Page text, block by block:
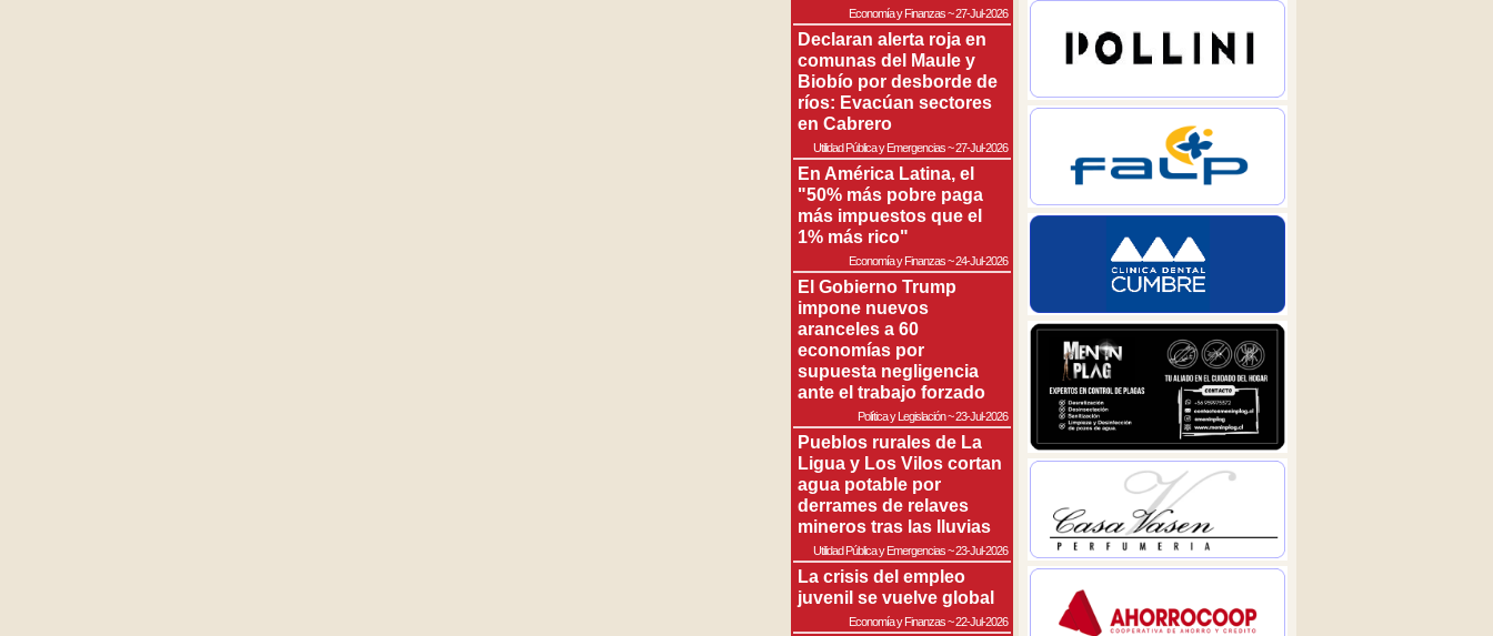
Economía y Finanzas~27-Jul-2026
Declaran alerta roja en
comunas del Maule y
Biobío por desborde de
ríos: Evacúan sectores
en Cabrero
Utilidad Pública y Emergencias~27-Jul-2026
En América Latina, el
"50% más pobre paga
más impuestos que el
1% más rico"
Economía y Finanzas~24-Jul-2026
El Gobierno Trump
impone nuevos
aranceles a 60
economías por
supuesta negligencia
ante el trabajo forzado
Política y Legislación~23-Jul-2026
Pueblos rurales de La
Ligua y Los Vilos cortan
agua potable por
derrames de relaves
mineros tras las lluvias
Utilidad Pública y Emergencias~23-Jul-2026
La crisis del empleo
juvenil se vuelve global
Economía y Finanzas~22-Jul-2026